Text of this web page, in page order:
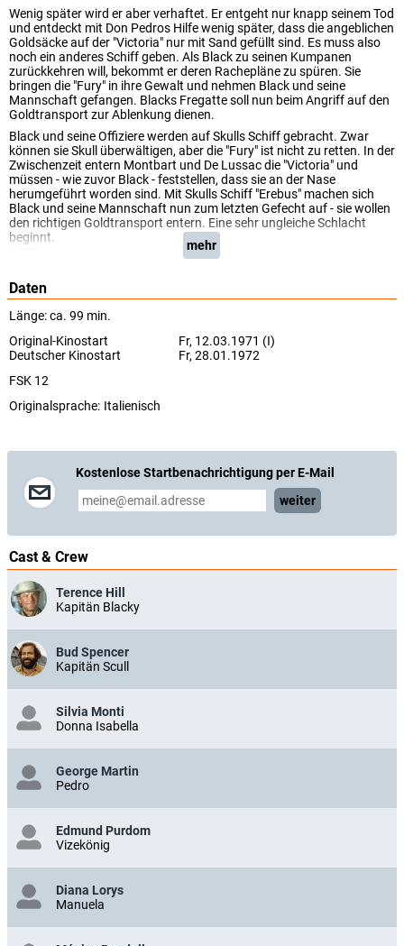
Wenig später wird er aber verhaftet. Er entgeht nur knapp seinem Tod
und entdeckt mit Don Pedros Hilfe wenig später, dass die angeblichen
Goldsäcke auf der "Victoria" nur mit Sand gefüllt sind. Es muss also
noch ein anderes Schiff geben. Als Black zu seinen Kumpanen
zurückkehren will, bekommt er deren Rachepläne zu spüren. Sie
bringen die "Fury" in ihre Gewalt und nehmen Black und seine
Mannschaft gefangen. Blacks Fregatte soll nun beim Angriff auf den
Goldtransport zur Ablenkung dienen.
Black und seine Offiziere werden auf Skulls Schiff gebracht. Zwar
können sie Skull überwältigen, aber die "Fury" ist nicht zu retten. In der
Zwischenzeit entern Montbart und De Lussac die "Victoria" und
müssen - wie zuvor Black - feststellen, dass sie an der Nase
herumgeführt worden sind. Mit Skulls Schiff "Erebus" machen sich
Black und seine Mannschaft nun zum letzten Gefecht auf - sie wollen
den richtigen Goldtransport entern. Eine sehr ungleiche Schlacht
beginnt.
mehr
Daten
Länge: ca. 99 min.
Original-Kinostart
Fr, 12.03.1971 (I)
Deutscher Kinostart
Fr, 28.01.1972
FSK 12
Originalsprache: Italienisch
Kostenlose Startbenachrichtigung per E-Mail
weiter
Cast & Crew
Terence Hill
Kapitän Blacky
Bud Spencer
Kapitän Scull
Silvia Monti
Donna Isabella
George Martin
Pedro
Edmund Purdom
Vizekönig
Diana Lorys
Manuela